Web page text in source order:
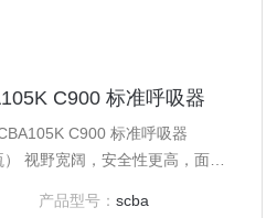
C900 标准呼吸器
C900 标准呼吸器
面罩
产品型号： scba